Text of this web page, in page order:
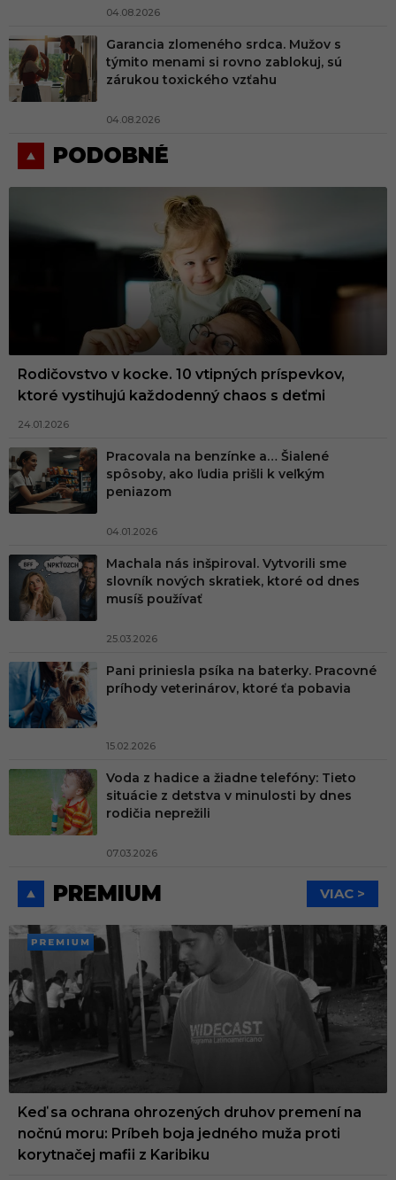
04.08.2026
Garancia zlomeného srdca. Mužov s
týmito menami si rovno zablokuj, sú
zárukou toxického vzťahu
04.08.2026
PODOBNÉ
Rodičovstvo v kocke. 10 vtipných príspevkov,
ktoré vystihujú každodenný chaos s deťmi
24.01.2026
Pracovala na benzínke a… Šialené
spôsoby, ako ľudia prišli k veľkým
peniazom
04.01.2026
Machala nás inšpiroval. Vytvorili sme
slovník nových skratiek, ktoré od dnes
musíš používať
25.03.2026
Pani priniesla psíka na baterky. Pracovné
príhody veterinárov, ktoré ťa pobavia
15.02.2026
Voda z hadice a žiadne telefóny: Tieto
situácie z detstva v minulosti by dnes
rodičia neprežili
07.03.2026
PREMIUM VIAC >
PREMI
UM
Keď sa ochrana ohrozených druhov premení na
nočnú moru: Príbeh boja jedného muža proti
korytnačej mafii z Karibiku